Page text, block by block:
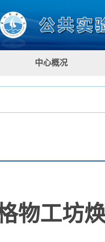
中心概况
物工坊